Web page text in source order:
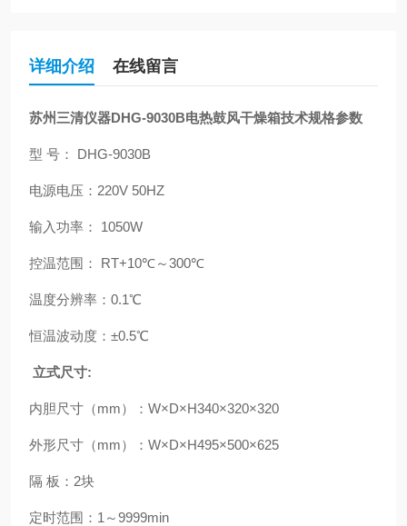
详细介绍 在线留言
苏州三清仪器DHG-9030B电热鼓风干燥箱技术规格参数
型 号： DHG-9030B
电源电压：220V 50HZ
输入功率： 1050W
控温范围： RT+10℃～300℃
温度分辨率：0.1℃
恒温波动度：±0.5℃
立式尺寸:
内胆尺寸（mm）：W×D×H340×320×320
外形尺寸（mm）：W×D×H495×500×625
隔 板：2块
定时范围：1～9999min